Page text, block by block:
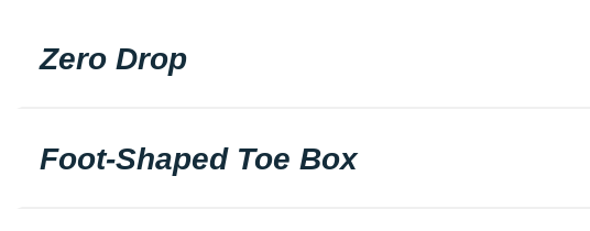
Zero Drop
Foot-Shaped Toe Box